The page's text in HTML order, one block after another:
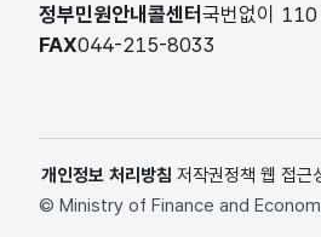
정부민원안내콜센터 국번없이 110
FAX044-215-8033
개인정보 처리방침 저작권정책 웹 접근
© Ministry of Finance and